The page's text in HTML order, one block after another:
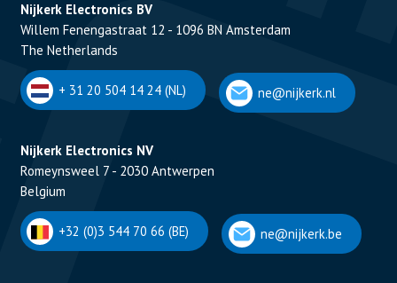
Nijkerk Electronics BV
Willem Fenengastraat 12 - 1096 BN Amsterdam
The Netherlands
+ 31 20 504 14 24 (NL) ne@nijkerk.nl
Nijkerk Electronics NV
Romeynsweel 7 - 2030 Antwerpen
Belgium
+32 (0)3 544 70 66 (BE) ne@nijkerk.be